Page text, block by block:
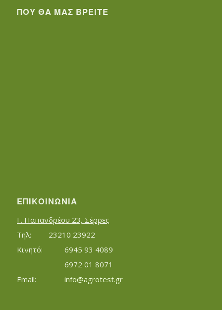
ΠΟΥ ΘΑ ΜΑΣ ΒΡΕΊΤΕ
ΕΠΙΚΟΙΝΩΝΊΑ
Γ. Παπανδρέου 23, Σέρρες
Τηλ:		23210 23922
Κινητό:		6945 93 4089
			6972 01 8071
info@agrotest.gr